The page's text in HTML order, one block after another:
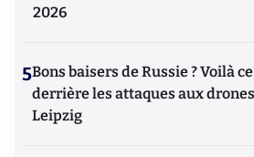
2026
5Bons baisers de Russie ? Voilà
derrière les attaques aux
Leipzig